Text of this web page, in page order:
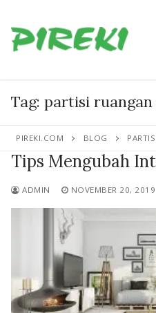
ke
konten
Tag: partisi ruangan
PIREKI.COM BLOG
Tips Mengubah
ADMIN NOVEMBER 20, 2019